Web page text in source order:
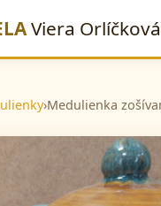
Viera Orlíčková
›Medulienka